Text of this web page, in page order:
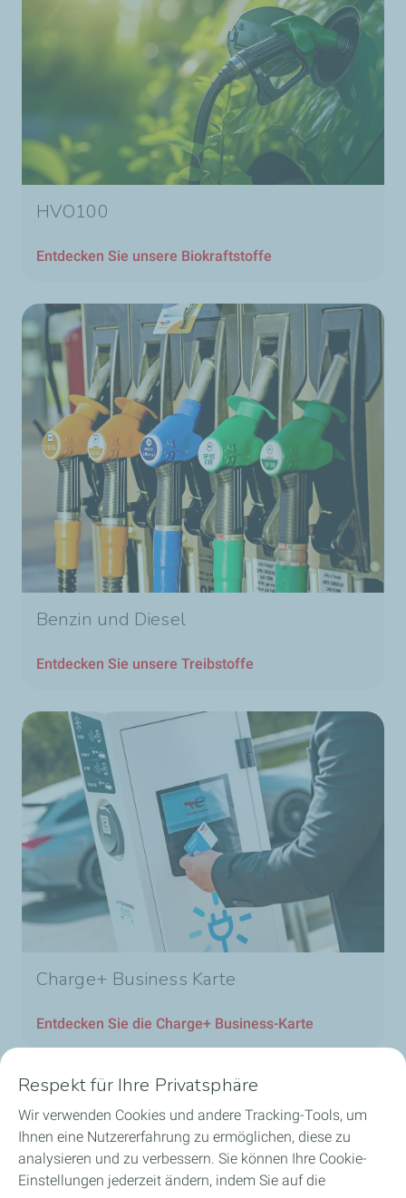
HVO100
Entdecken Sie unsere Biokraftstoffe
Benzin und Diesel
Entdecken Sie unsere Treibstoffe
Charge+ Business Karte
Entdecken Sie die Charge+ Business-Karte
Unsere Geschäftsbereiche in Luxemburg
Unsere Produkte
Respekt für Ihre Privatsphäre
Wir verwenden Cookies und andere Tracking-Tools, um
Ihnen eine Nutzererfahrung zu ermöglichen, diese zu
analysieren und zu verbessern. Sie können Ihre Cookie-
Einstellungen jederzeit ändern, indem Sie auf die